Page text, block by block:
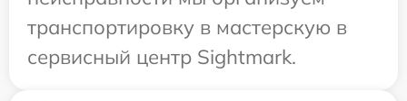
транспортировку в мастерскую в
сервисный центр Sightmark.